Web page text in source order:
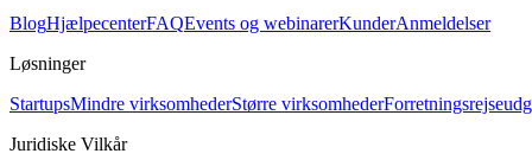
BlogHjælpecenterFAQEvents og webinarerKunderAnmeldelser
Løsninger
StartupsMindre virksomhederStørre virksomheder
Juridiske Vilkår